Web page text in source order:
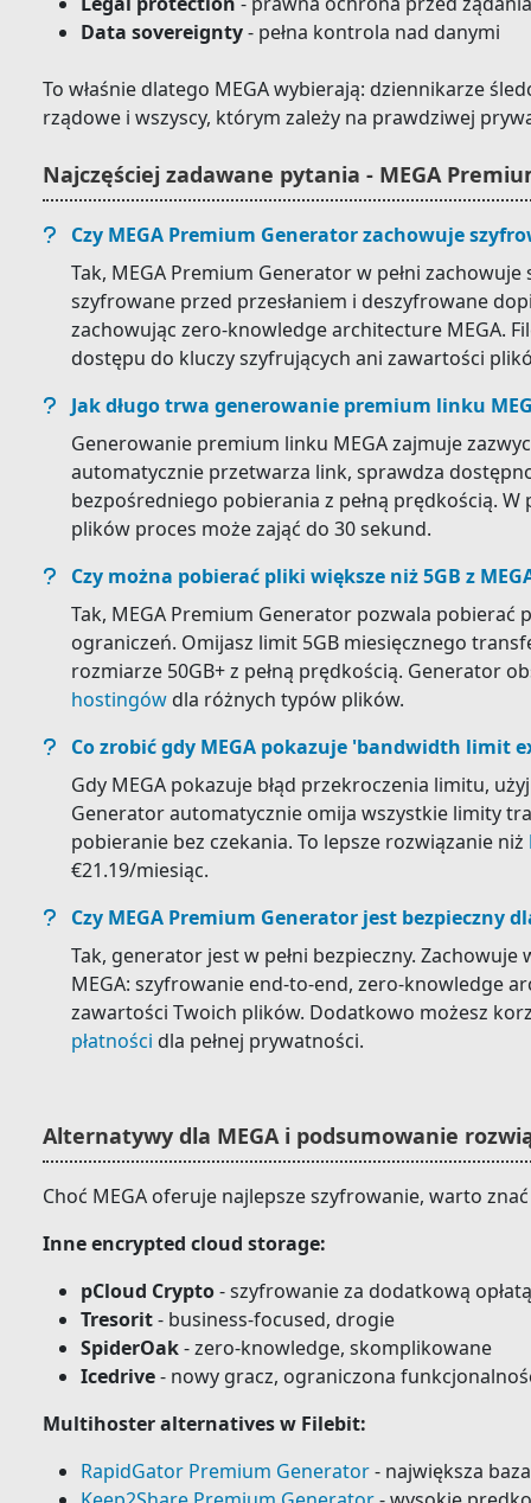
Data sovereignty- pełna kontrola nad danymi
To właśnie dlatego MEGA wybierają: dziennikarze
rządowe i wszyscy, którym zależy na prawdziwej
Najczęściej zadawane pytania - MEGA
Czy MEGA Premium Generator zachowuje
Tak, MEGA Premium Generator w pełni
szyfrowane przed przesłaniem i deszyfrowane
zachowując zero-knowledge architecture MEGA.
dostępu do kluczy szyfrujących ani zawartości
Jak długo trwa generowanie premium linku
Generowanie premium linku MEGA zajmuje
automatycznie przetwarza link, sprawdza
bezpośredniego pobierania z pełną prędkością.
plików proces może zająć do 30 sekund.
Czy można pobierać pliki większe niż 5GB z
Tak, MEGA Premium Generator pozwala pobierać
ograniczeń. Omijasz limit 5GB miesięcznego
rozmiarze 50GB+ z pełną prędkością. Generator
hostingów dla różnych typów plików.
Co zrobić gdy MEGA pokazuje 'bandwidth limit
Gdy MEGA pokazuje błąd przekroczenia limitu,
Generator automatycznie omija wszystkie limity
pobieranie bez czekania. To lepsze rozwiązanie niż
€21.19/miesiąc.
Czy MEGA Premium Generator jest bezpieczny
Tak, generator jest w pełni bezpieczny.
MEGA: szyfrowanie end-to-end, zero-knowledge
zawartości Twoich plików. Dodatkowo możesz
płatności dla pełnej prywatności.
Alternatywy dla MEGA i podsumowanie
Choć MEGA oferuje najlepsze szyfrowanie, warto
Inne encrypted cloud storage:
pCloud Crypto- szyfrowanie za dodatkową opłatą
Tresorit- business-focused, drogie
SpiderOak- zero-knowledge, skomplikowane
Icedrive- nowy gracz, ograniczona
Multihoster alternatives w Filebit:
RapidGator Premium Generator- największa